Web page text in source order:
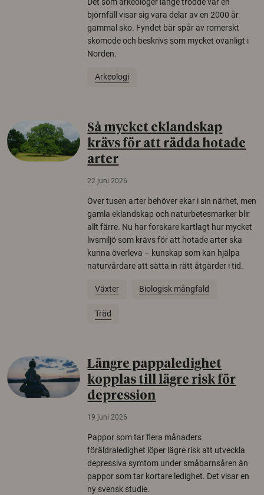
björnfäll visar sig vara delar av en 2000 år
gammal sko. Fyndet bär spår av romerskt
skomode och beskrivs som mycket ovanligt i
Norden.
Arkeologi
Så mycket eklandskap
krävs för att rädda hotade
arter
22 juni 2026
Över tusen arter behöver ekar i sin närhet, men
gamla eklandskap och naturbetesmarker blir
allt färre. Nu har forskare kartlagt hur mycket
livsmiljö som krävs för att hotade arter ska
kunna överleva – kunskap som kan hjälpa
naturvårdare att sätta in rätt åtgärder i tid.
Växter Biologisk mångfald
Träd
Längre pappaledighet
kopplas till lägre risk för
depression
19 juni 2026
Pappor som tar flera månaders
föräldraledighet löper lägre risk att utveckla
depressiva symtom under småbarnsåren än
pappor som tar kortare ledighet. Det visar en
ny svensk studie.